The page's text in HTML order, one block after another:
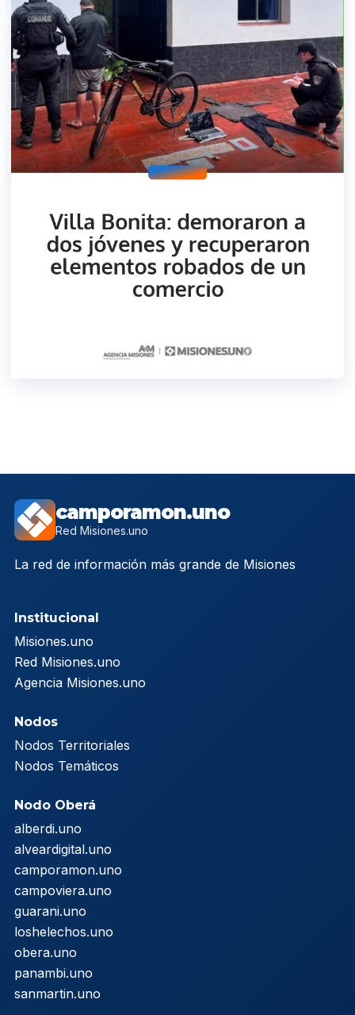
camporamon.uno
Red Misiones.uno
La red de información más grande de Misiones
Institucional
Misiones.uno
Red Misiones.uno
Agencia Misiones.uno
Nodos
Nodos Territoriales
Nodos Temáticos
Nodo Oberá
alberdi.uno
alveardigital.uno
camporamon.uno
campoviera.uno
guarani.uno
loshelechos.uno
obera.uno
panambi.uno
sanmartin.uno